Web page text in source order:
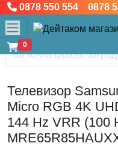
0878 550 554 0878
0
Телевизор
Micro RGB 4K
144 Hz VRR (100